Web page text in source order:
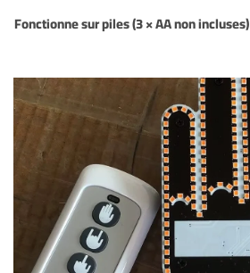
Fonctionne sur piles (3 × AA non incluses)